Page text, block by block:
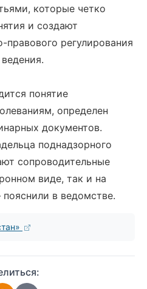
которые четко
и создают
регулирования
понятие
определен
документов.
поднадзорного
сопроводительные
виде, так и на
в ведомстве.